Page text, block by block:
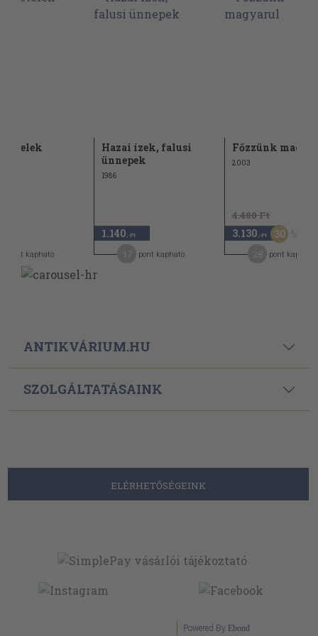
ételek
pont kapható
Hazai ízek, falusi
ünnepek
1986
1.140 ,-Ft
pont kapható
Főzzünk
2003
4.480 Ft
3.130 ,-Ft 30
pont kapható
ANTIKVÁRIUM.HU
SZOLGÁLTATÁSAINK
ELÉRHETŐSÉGEINK
Powered By Ebond